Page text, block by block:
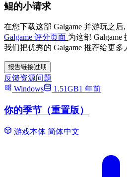
鲲的小请求
在您下载这部 Galgame 并游玩之
Galgame 评分页面 为这部
我们把优秀的 Galgame 推荐给更
报告链接过期
反馈资源问题
Windows
1.51GB1 年前
你的季节（重置版）
游戏本体 简体中文